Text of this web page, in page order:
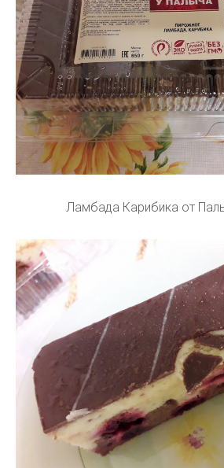
Ламбада Карибика от